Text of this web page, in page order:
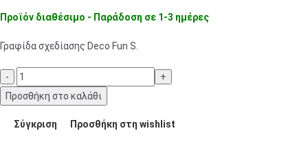
Προϊόν διαθέσιμο - Παράδοση σε 1-3 ημέρες
Γραφίδα σχεδίασης Deco Fun S.
Προσθήκη στο καλάθι
Σύγκριση Προσθήκη στη wishlist